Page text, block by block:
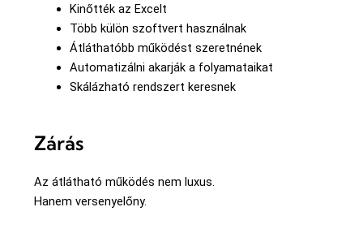
Kinőtték az Excelt
Több külön szoftvert használnak
Átláthatóbb működést szeretnének
Automatizálni akarják a folyamataikat
Skálázható rendszert keresnek
Zárás
Az átlátható működés nem luxus.
Hanem versenyelőny.